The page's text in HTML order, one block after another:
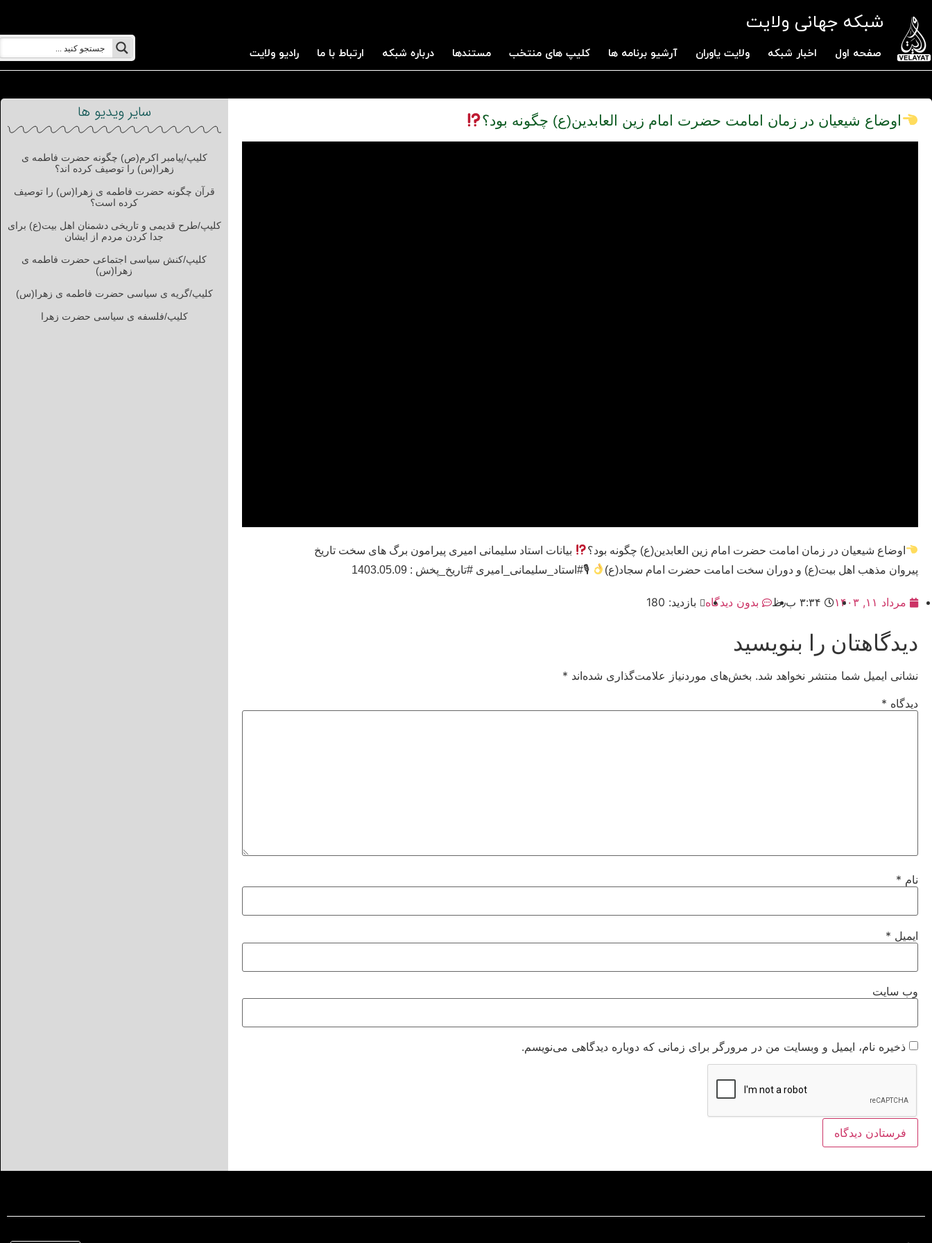
شبکه جهانی ولایت
صفحه اول اخبار شبکه ولایت یاوران آرشیو برنامه ها کلیپ های منتخب مستندها درباره شبکه ارتباط با ما رادیو ولایت
اوضاع شیعیان در زمان امامت حضرت امام زین العابدین(ع) چگونه بود؟
اوضاع شیعیان در زمان امامت حضرت امام زین العابدین(ع) چگونه بود؟
بیانات استاد سلیمانی امیری پیرامون برگ های سخت تاریخ
پیروان مذهب اهل بیت(ع) و دوران سخت امامت حضرت امام سجاد(ع)
🎙#استاد_سلیمانی_امیری #تاریخ_پخش : 1403.05.09
مرداد ۱۱, ۱۴۰۳ ۳:۳۴ ب٫ظ بدون دیدگاه بازدید: 180
دیدگاهتان را بنویسید
نشانی ایمیل شما منتشر نخواهد شد. بخش‌های موردنیاز علامت‌گذاری شده‌اند *
دیدگاه *
نام *
ایمیل *
وب‌ سایت
ذخیره نام، ایمیل و وبسایت من در مرورگر برای زمانی که دوباره دیدگاهی می‌نویسم.
سایر ویدیو ها
کلیپ/پیامبر اکرم(ص) چگونه حضرت فاطمه ی
زهرا(س) را توصیف کرده اند؟
قرآن چگونه حضرت فاطمه ی زهرا(س) را توصیف
کرده است؟
کلیپ/طرح قدیمی و تاریخی دشمنان اهل بیت(ع) برای
جدا کردن مردم از ایشان
کلیپ/کنش سیاسی اجتماعی حضرت فاطمه ی
زهرا(س)
کلیپ/گریه ی سیاسی حضرت فاطمه ی زهرا(س)
کلیپ/فلسفه ی سیاسی حضرت زهرا